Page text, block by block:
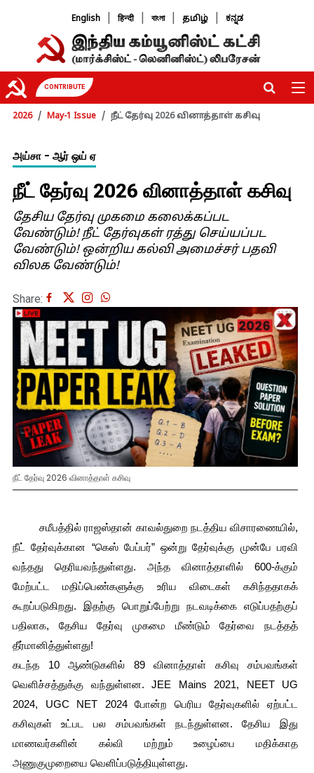
English हिन्दी বাংলা தமிழ் ಕನ್ನಡ
CONTRIBUTE
2026 May-1 Issue நீட் தேர்வு 2026 வினாத்தாள் கசிவு
அய்சா - ஆர் ஒய் ஏ
நீட் தேர்வு 2026 வினாத்தாள் கசிவு
தேசிய தேர்வு முகமை கலைக்கப்பட
வேண்டும்! நீட் தேர்வுகள் ரத்து செய்யப்பட
வேண்டும்! ஒன்றிய கல்வி அமைச்சர் பதவி
விலக வேண்டும்!
Share:
நீட் தேர்வு 2026 வினாத்தாள் கசிவு
         சமீபத்தில் ராஜஸ்தான் காவல்துறை நடத்திய விசாரணையில்,
நீட் தேர்வுக்கான “கெஸ் பேப்பர்” ஒன்று தேர்வுக்கு முன்பே பரவி
வந்தது தெரியவந்துள்ளது. அந்த வினாத்தாளில் 600-க்கும்
மேற்பட்ட மதிப்பெண்களுக்கு உரிய விடைகள் கசிந்ததாகக்
கூறப்படுகிறது. இதற்கு பொறுப்பேற்று நடவடிக்கை எடுப்பதற்குப்
பதிலாக, தேசிய தேர்வு முகமை மீண்டும் தேர்வை நடத்தத்
தீர்மானித்துள்ளது!
கடந்த 10 ஆண்டுகளில் 89 வினாத்தாள் கசிவு சம்பவங்கள்
வெளிச்சத்துக்கு வந்துள்ளன. JEE Mains 2021, NEET UG
2024, UGC NET 2024 போன்ற பெரிய தேர்வுகளில் ஏற்பட்ட
கசிவுகள் உட்பட பல சம்பவங்கள் நடந்துள்ளன. தேசிய இது
மாணவர்களின் கல்வி மற்றும் உழைப்பை மதிக்காத
அணுகுமுறையை வெளிப்படுத்தியுள்ளது.